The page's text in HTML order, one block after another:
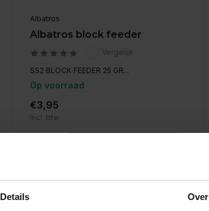
Details Over
Albatros
Albatros block feeder
Vergelijk
SS2 BLOCK FEEDER 25 GR...
Op voorraad
€3,95
Incl. btw